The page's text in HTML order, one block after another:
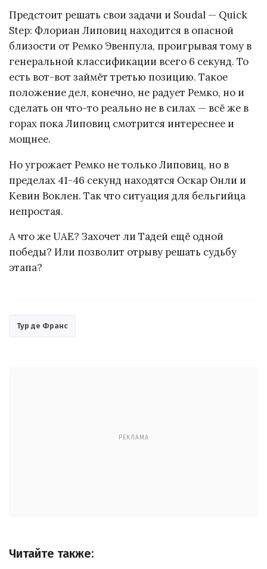
Предстоит решать свои задачи и Soudal — Quick
Step: Флориан Липовиц находится в опасной
близости от Ремко Эвенпула, проигрывая тому в
генеральной классификации всего 6 секунд. То
есть вот-вот займёт третью позицию. Такое
положение дел, конечно, не радует Ремко, но и
сделать он что-то реально не в силах — всё же в
горах пока Липовиц смотрится интереснее и
мощнее.
Но угрожает Ремко не только Липовиц, но в
пределах 41-46 секунд находятся Оскар Онли и
Кевин Воклен. Так что ситуация для бельгийца
непростая.
А что же UAE? Захочет ли Тадей ещё одной
победы? Или позволит отрыву решать судьбу
этапа?
Тур де Франс
РЕКЛАМА
Читайте также: